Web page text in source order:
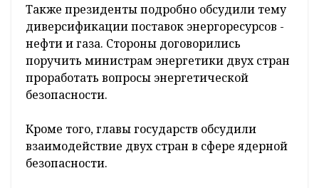
Также президенты подробно обсудили тему
диверсификации поставок энергоресурсов -
нефти и газа. Стороны договорились
поручить министрам энергетики двух стран
проработать вопросы энергетической
безопасности.
Кроме того, главы государств обсудили
взаимодействие двух стран в сфере ядерной
безопасности.